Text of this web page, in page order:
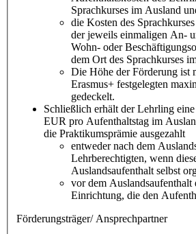
Sprachkurses im Ausland
die Kosten des
der jeweils einmaligen An-
Wohn- oder
dem Ort des Sprachkurses
Die Höhe der Förderung ist
Erasmus+ festgelegten
gedeckelt.
Schließlich erhält der Lehrling
EUR pro Aufenthaltstag im
die Praktikumsprämie ausgezahlt
entweder nach dem
Lehrberechtigten, wenn
Auslandsaufenthalt selbst
vor dem Auslandsaufenthalt
Einrichtung, die den
Förderungsträger/ Ansprechpartner